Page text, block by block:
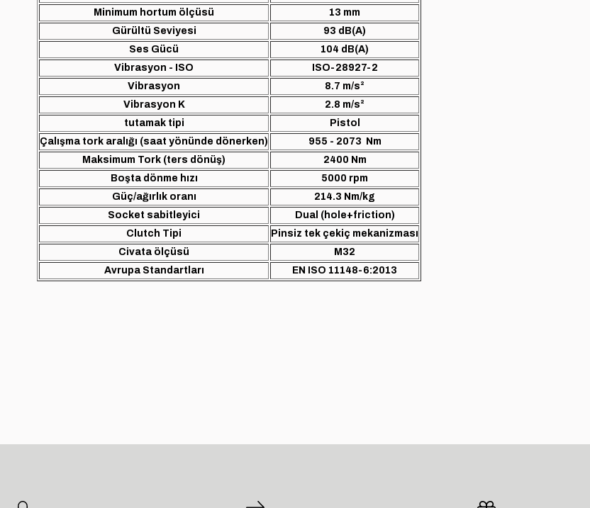
Minimum hortum ölçüsü
13 mm
Gürültü Seviyesi
93 dB(A)
Ses Gücü
104 dB(A)
Vibrasyon - ISO
ISO-28927-2
Vibrasyon
8.7 m/s²
Vibrasyon K
2.8 m/s²
tutamak tipi
Pistol
Çalışma tork aralığı (saat yönünde dönerken)
955 - 2073 Nm
Maksimum Tork (ters dönüş)
2400 Nm
Boşta dönme hızı
5000 rpm
Güç/ağırlık oranı
214.3 Nm/kg
Socket sabitleyici
Dual (hole+friction)
Clutch Tipi
Pinsiz tek çekiç mekanizması
Civata ölçüsü
M32
Avrupa Standartları
EN ISO 11148-6:2013